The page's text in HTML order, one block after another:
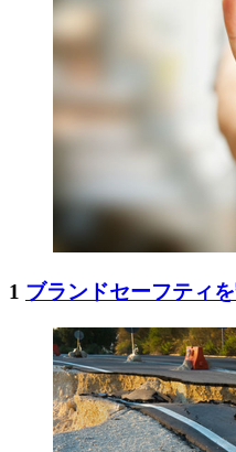
1 ブランドセーフティ